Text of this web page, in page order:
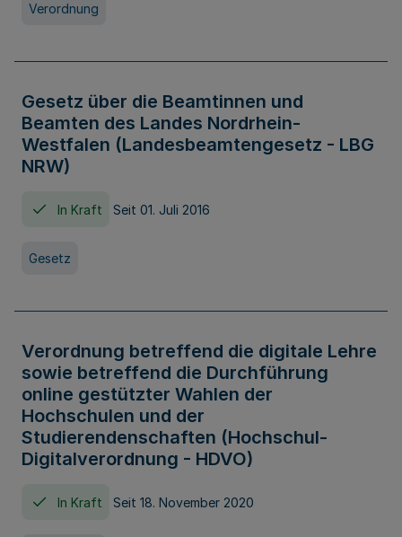
Verordnung
Gesetz über die Beamtinnen und
Beamten des Landes Nordrhein-
Westfalen (Landesbeamtengesetz - LBG
NRW)
In Kraft Seit 01. Juli 2016
Gesetz
Verordnung betreffend die digitale Lehre
sowie betreffend die Durchführung
online gestützter Wahlen der
Hochschulen und der
Studierendenschaften (Hochschul-
Digitalverordnung - HDVO)
In Kraft Seit 18. November 2020